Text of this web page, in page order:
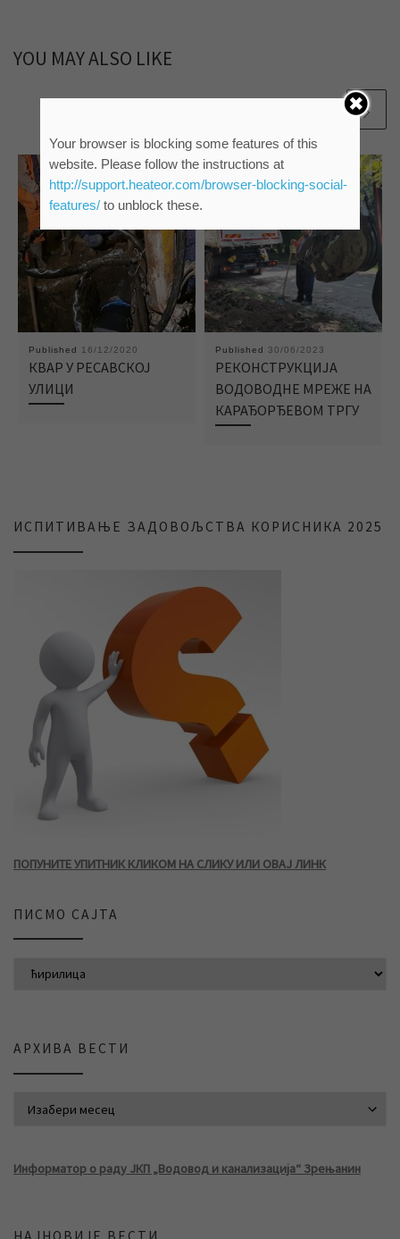
YOU MAY ALSO LIKE
Published 16/12/2020
КВАР У РЕСАВСКОЈ
УЛИЦИ
Published 30/06/2023
РЕКОНСТРУКЦИЈА
ВОДОВОДНЕ МРЕЖЕ НА
КАРАЂОРЂЕВОМ ТРГУ
ИСПИТИВАЊЕ ЗАДОВОЉСТВА КОРИСНИКА 2025
ПОПУНИТЕ УПИТНИК КЛИКОМ НА СЛИКУ ИЛИ ОВАЈ ЛИНК
ПИСМО САЈТА
АРХИВА ВЕСТИ
Информатор о раду ЈКП „Водовод и канализација“ Зрењанин
Your browser is blocking some features of this
website. Please follow the instructions at
http://support.heateor.com/browser-blocking-social-
features/to unblock these.